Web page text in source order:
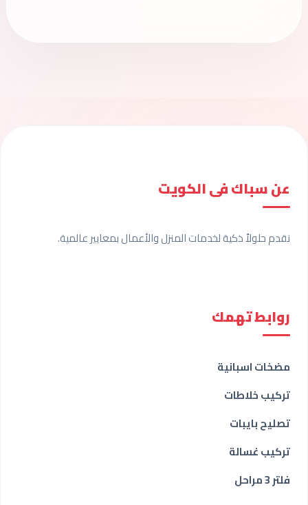
عن سباك فى الكويت
نقدم حلولاً ذكية لخدمات المنزل والأعمال بمعايير عالمية.
روابط تهمك
مضخات اسبانية
تركيب خلاطات
تصليح بايبات
تركيب غسالة
فلتر 3 مراحل